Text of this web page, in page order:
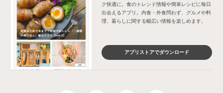
ク快適に。食のトレンド情報や簡単レシピに毎日
出会えるアプリ。内食・外食問わず、グルメや料
理、暮らしに関する幅広い情報を楽しめます。
アプリストアでダウンロード